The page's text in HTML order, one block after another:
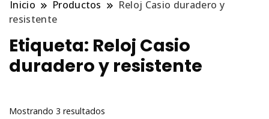
Inicio Productos
Reloj Casio duradero y
resistente
Etiqueta: Reloj Casio
duradero y resistente
Mostrando 3 resultados